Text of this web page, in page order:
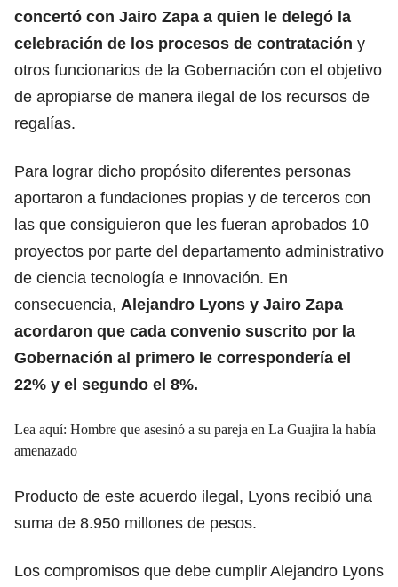
concertó con Jairo Zapa a quien le delegó la
celebración de los procesos de contratación y
otros funcionarios de la Gobernación con el objetivo
de apropiarse de manera ilegal de los recursos de
regalías.
Para lograr dicho propósito diferentes personas
aportaron a fundaciones propias y de terceros con
las que consiguieron que les fueran aprobados 10
proyectos por parte del departamento administrativo
de ciencia tecnología e Innovación. En
consecuencia, Alejandro Lyons y Jairo Zapa
acordaron que cada convenio suscrito por la
Gobernación al primero le correspondería el
22% y el segundo el 8%.
Lea aquí: Hombre que asesinó a su pareja en La Guajira la había
amenazado
Producto de este acuerdo ilegal, Lyons recibió una
suma de 8.950 millones de pesos.
Los compromisos que debe cumplir Alejandro Lyons